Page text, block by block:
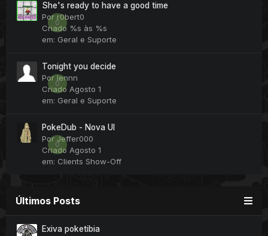
0
She's ready to have a good time
Por r0bert0
Criado %s às %s
em: Geral e Suporte
0
Tonight you decide
Por lennn
Criado Agosto 1
em: Geral e Suporte
0
PokeDub - Nova UI
Por Jeffer000
Criado Agosto 1
em: Clients Show-Off
Últimos Posts
Exiva poketibia